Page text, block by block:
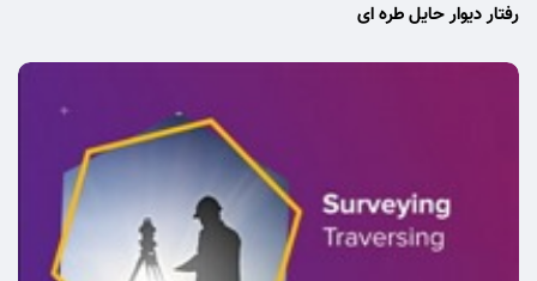
رفتار دیوار حایل طره ای